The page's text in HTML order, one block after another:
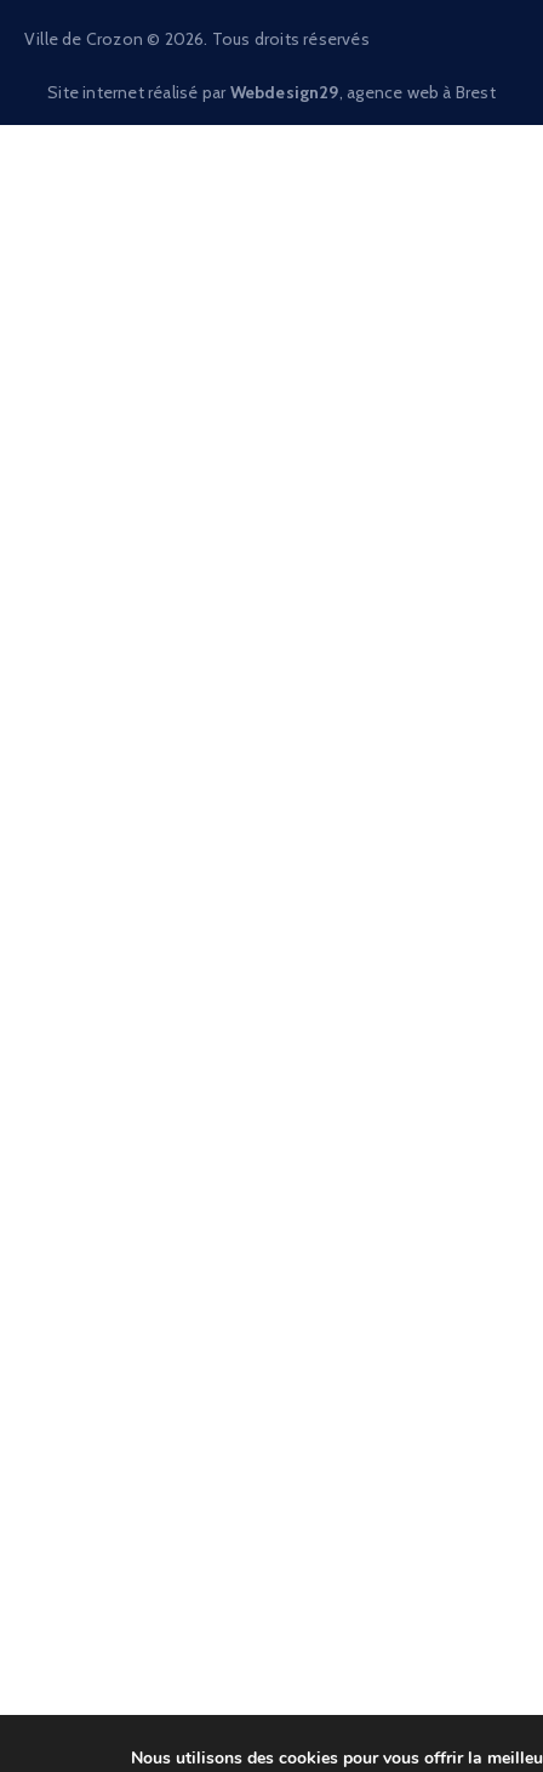
Ville de Crozon © 2026. Tous droits réservés
Site internet réalisé par Webdesign29 , agence web à Brest
Nous utilisons des cookies pour vous offrir la